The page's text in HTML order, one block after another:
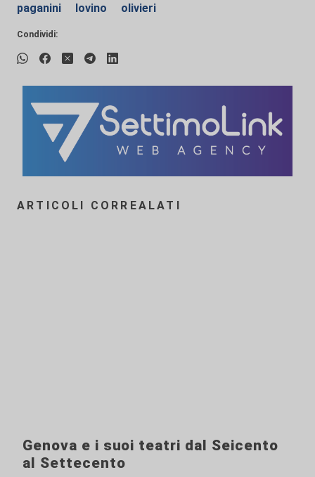
paganini
Iovino olivieri
Condividi:
ARTICOLI CORREALATI
Genova e i suoi teatri dal Seicento
al Settecento